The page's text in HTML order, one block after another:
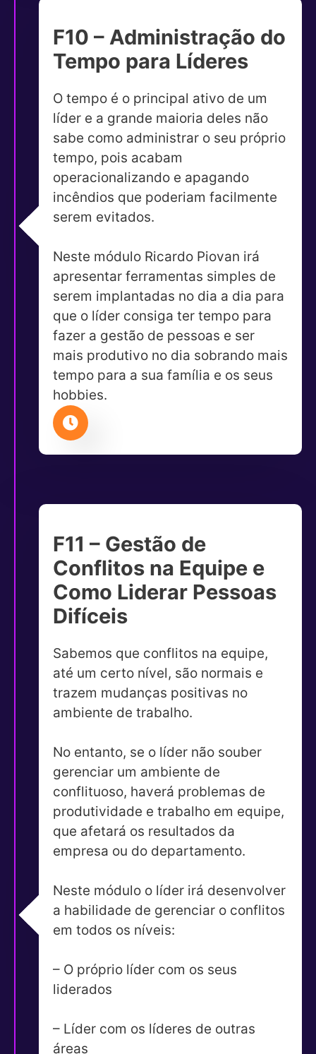
F10 – Administração do
Tempo para Líderes
O tempo é o principal ativo de um
líder e a grande maioria deles não
sabe como administrar o seu próprio
tempo, pois acabam
operacionalizando e apagando
incêndios que poderiam facilmente
serem evitados.
Neste módulo Ricardo Piovan irá
apresentar ferramentas simples de
serem implantadas no dia a dia para
que o líder consiga ter tempo para
fazer a gestão de pessoas e ser
mais produtivo no dia sobrando mais
tempo para a sua família e os seus
hobbies.
F11 – Gestão de
Conflitos na Equipe e
Como Liderar Pessoas
Difíceis
Sabemos que conflitos na equipe,
até um certo nível, são normais e
trazem mudanças positivas no
ambiente de trabalho.
No entanto, se o líder não souber
gerenciar um ambiente de
conflituoso, haverá problemas de
produtividade e trabalho em equipe,
que afetará os resultados da
empresa ou do departamento.
Neste módulo o líder irá desenvolver
a habilidade de gerenciar o conflitos
em todos os níveis:
– O próprio líder com os seus
liderados
– Líder com os líderes de outras
áreas